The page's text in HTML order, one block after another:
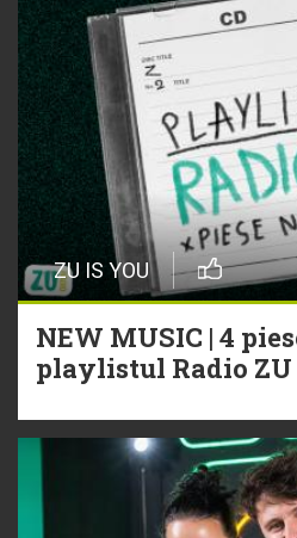
ZU IS YOU
NEW MUSIC | 4
playlistul Radio ZU